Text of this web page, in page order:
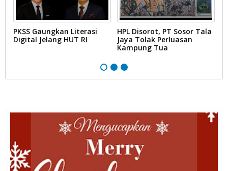
PKSS Gaungkan Literasi
Digital Jelang HUT RI
HPL Disorot, PT Sosor Tala
Jaya Tolak Perluasan
Kampung Tua